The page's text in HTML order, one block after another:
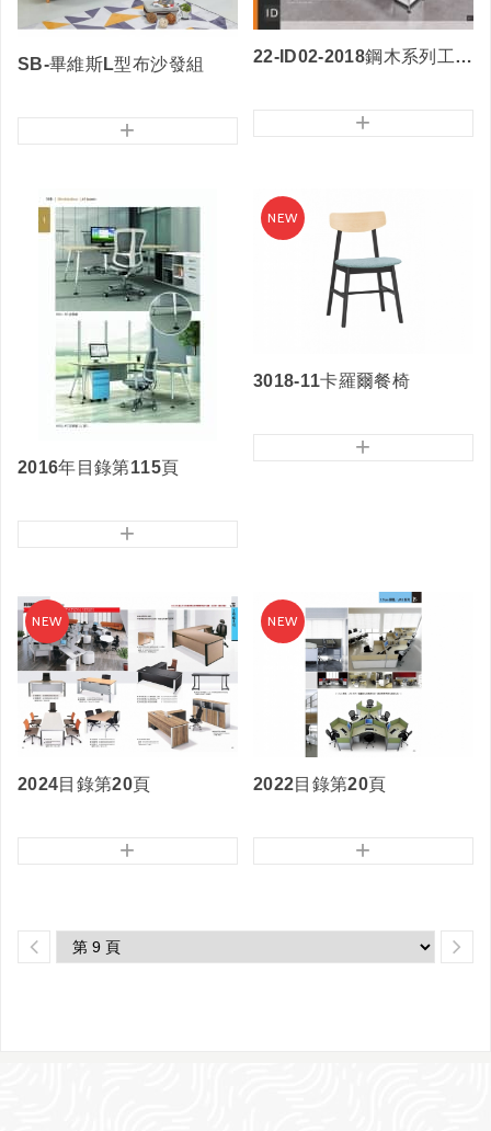
SB-畢維斯L型布沙發組
+
22-ID02-2018鋼木系列工作站
+
2016年目錄第115頁
+
3018-11卡羅爾餐椅
+
2024目錄第20頁
+
2022目錄第20頁
+